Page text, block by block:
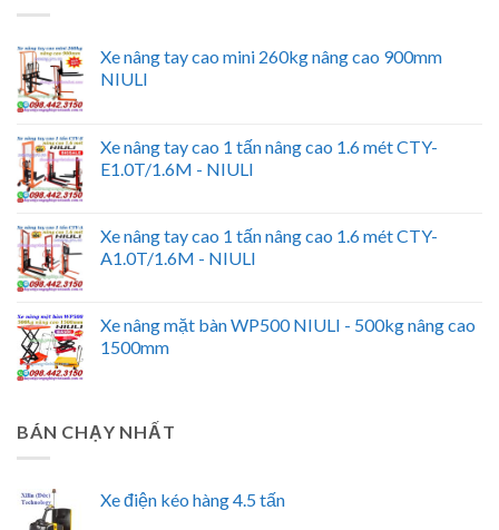
Xe nâng tay cao mini 260kg nâng cao 900mm
NIULI
Xe nâng tay cao 1 tấn nâng cao 1.6 mét CTY-
E1.0T/1.6M - NIULI
Xe nâng tay cao 1 tấn nâng cao 1.6 mét CTY-
A1.0T/1.6M - NIULI
Xe nâng mặt bàn WP500 NIULI - 500kg nâng cao
1500mm
BÁN CHẠY NHẤT
Xe điện kéo hàng 4.5 tấn